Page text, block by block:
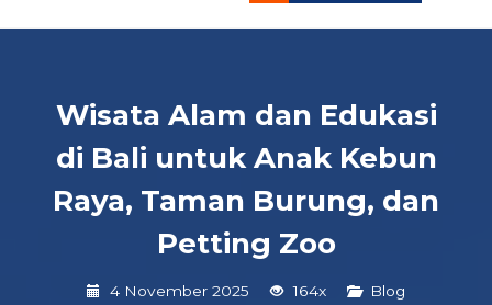
Wisata Alam dan Edukasi
di Bali untuk Anak Kebun
Raya, Taman Burung, dan
Petting Zoo
4 November 2025 164x Blog